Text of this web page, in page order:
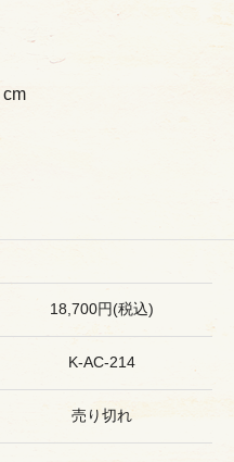
cm
18,700円(税込)
K-AC-214
売り切れ